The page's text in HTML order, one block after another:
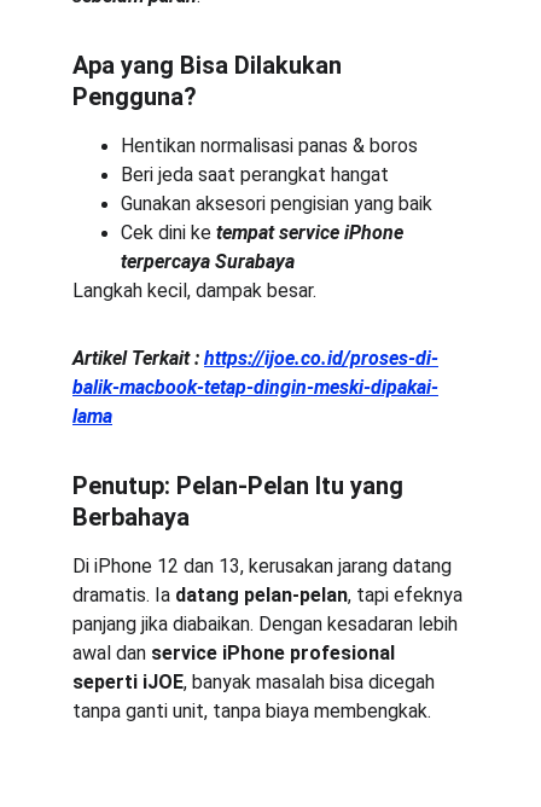
Apa yang Bisa Dilakukan
Pengguna?
Hentikan normalisasi panas & boros
Beri jeda saat perangkat hangat
Gunakan aksesori pengisian yang baik
Cek dini ke tempat service iPhone
terpercaya Surabaya
Langkah kecil, dampak besar.
Artikel Terkait : https://ijoe.co.id/proses-di-
balik-macbook-tetap-dingin-meski-dipakai-
lama
Penutup: Pelan-Pelan Itu yang
Berbahaya
Di iPhone 12 dan 13, kerusakan jarang datang
dramatis. Ia datang pelan-pelan, tapi efeknya
panjang jika diabaikan. Dengan kesadaran lebih
awal dan service iPhone profesional
seperti iJOE, banyak masalah bisa dicegah
tanpa ganti unit, tanpa biaya membengkak.